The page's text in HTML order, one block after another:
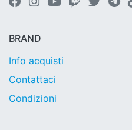
BRAND
Info acquisti
Contattaci
Condizioni